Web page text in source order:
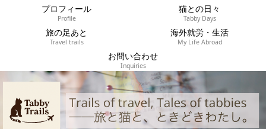
プロフィール
Profile
猫との日々
Tabby Days
旅の足あと
Travel trails
海外就労・生活
My Life Abroad
お問い合わせ
Inquiries